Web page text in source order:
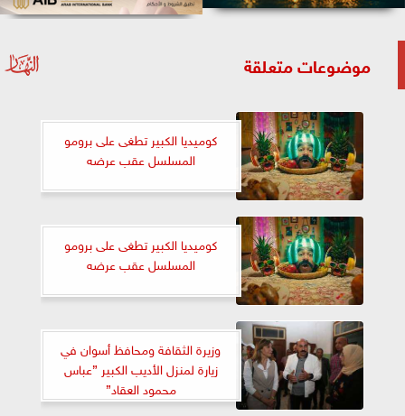
موضوعات متعلقة
كوميديا الكبير تطغى على برومو
المسلسل عقب عرضه
كوميديا الكبير تطغى على برومو
المسلسل عقب عرضه
وزيرة الثقافة ومحافظ أسوان في
زيارة لمنزل الأديب الكبير ”عباس
محمود العقاد”